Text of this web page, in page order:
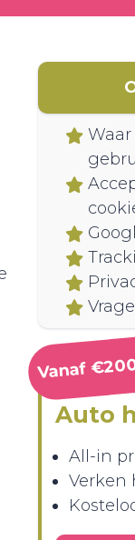
Vanaf
Auto
All-in
Verken